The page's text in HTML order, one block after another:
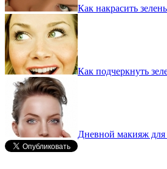
Как накрасить
Как подчеркнуть
Дневной макияж для